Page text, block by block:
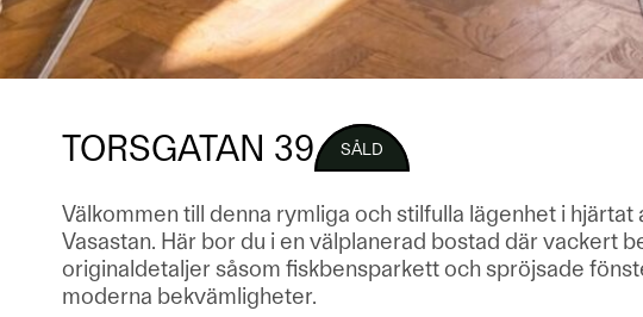
TORSGATAN 39 SÅLD
Välkommen till denna rymliga och stilfulla lägenhet i hjärtat
Vasastan. Här bor du i en välplanerad bostad där vackert
originaldetaljer såsom fiskbensparkett och spröjsade
moderna bekvämligheter.